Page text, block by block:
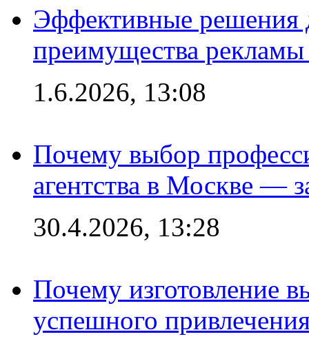
Эффективные решения
преимущества рекламы
1.6.2026, 13:08
Почему выбор
агентства в Москве —
30.4.2026, 13:28
Почему изготовление
успешного